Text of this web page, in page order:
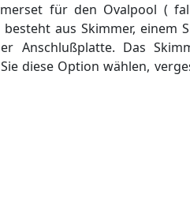
für den Ovalpool (
aus Skimmer, einem
Anschlußplatte. Das
diese Option wählen,